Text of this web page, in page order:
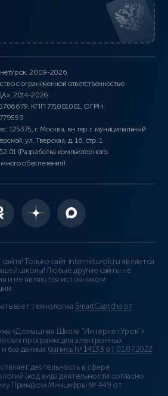
2009-2026
с ограниченной ответственностью
2014-2026
КПП 771001001, ОГРН
125375, г. Москва, вн.тер.г. муниципальный
ул. Тверская, д. 16, стр. 1
(Разработка компьютерного
обеспечения)
Только сайт interneturok.ru является
школы! Любые другие сайты не
и не являются источником
технология SmartCaptcha от
«Домашняя Школа “ИнтернетУрок”»
программ для электронных
баз данных (запись № 14133 от 01.07.2022
деятельность в сфере
(код вида деятельности согласно
Приказом Минцифры № 449 от